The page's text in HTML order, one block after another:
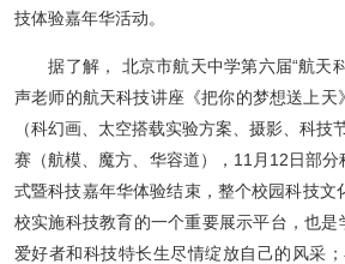
技体验嘉年华活动。
据了解， 北京市航天中学第六届“航天
声老师的航天科技讲座《把你的梦想送上
（科幻画、太空搭载实验方案、摄影、科
赛（航模、魔方、华容道），11月12日部
式暨科技嘉年华体验结束，整个校园科技
校实施科技教育的一个重要展示平台，也
爱好者和科技特长生尽情绽放自己的风采